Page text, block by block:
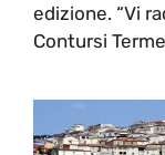
edizione. “Vi
Contursi